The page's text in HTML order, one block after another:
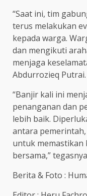
“Saat ini, tim
terus melakukan
kepada warga.
dan mengikuti
menjaga
Abdurrozieq Putrai.
“Banjir kali ini
penanganan dan
lebih baik.
antara
untuk memastikan
bersama,”
Berita & Foto :